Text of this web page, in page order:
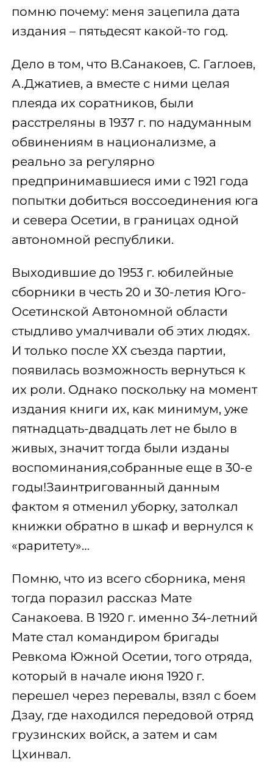
помню почему: меня зацепила дата
издания – пятьдесят какой-то год.
Дело в том, что В.Санакоев, С. Гаглоев,
А.Джатиев, а вместе с ними целая
плеяда их соратников, были
расстреляны в 1937 г. по надуманным
обвинениям в национализме, а
реально за регулярно
предпринимавшиеся ими с 1921 года
попытки добиться воссоединения юга
и севера Осетии, в границах одной
автономной республики.
Выходившие до 1953 г. юбилейные
сборники в честь 20 и 30-летия Юго-
Осетинской Автономной области
стыдливо умалчивали об этих людях.
И только после ХХ съезда партии,
появилась возможность вернуться к
их роли. Однако поскольку на момент
издания книги их, как минимум, уже
пятнадцать-двадцать лет не было в
живых, значит тогда были изданы
воспоминания,собранные еще в 30-е
годы!Заинтригованный данным
фактом я отменил уборку, затолкал
книжки обратно в шкаф и вернулся к
«раритету»…
Помню, что из всего сборника, меня
тогда поразил рассказ Мате
Санакоева. В 1920 г. именно 34-летний
Мате стал командиром бригады
Ревкома Южной Осетии, того отряда,
который в начале июня 1920 г.
перешел через перевалы, взял с боем
Дзау, где находился передовой отряд
грузинских войск, а затем и сам
Цхинвал.